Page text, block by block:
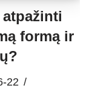
formą ir
22